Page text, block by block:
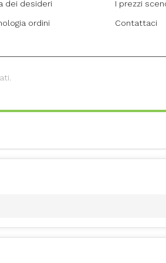
dei desideri
ordini
I prezzi
Contattaci